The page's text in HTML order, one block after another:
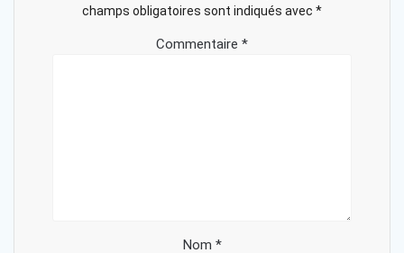
champs obligatoires sont indiqués avec *
Commentaire *
Nom *